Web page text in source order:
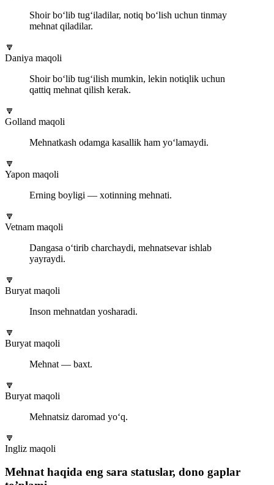
Shoir bo‘lib tug‘iladilar, notiq bo‘lish uchun tinmay
mehnat qiladilar.
🔽
Daniya maqoli
Shoir bo‘lib tug‘ilish mumkin, lekin notiqlik uchun
qattiq mehnat qilish kerak.
🔽
Golland maqoli
Mehnatkash odamga kasallik ham yo‘lamaydi.
🔽
Yapon maqoli
Erning boyligi — xotinning mehnati.
🔽
Vetnam maqoli
Dangasa o‘tirib charchaydi, mehnatsevar ishlab
yayraydi.
🔽
Buryat maqoli
Inson mehnatdan yosharadi.
🔽
Buryat maqoli
Mehnat — baxt.
🔽
Buryat maqoli
Mehnatsiz daromad yo‘q.
🔽
Ingliz maqoli
Mehnat haqida eng sara statuslar, dono gaplar